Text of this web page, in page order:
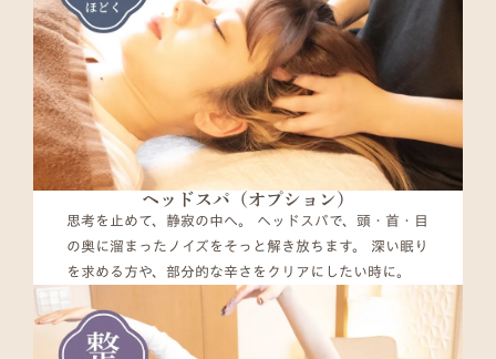
ヘッドスパ（オプション）
思考を止めて、静寂の中へ。 ヘッドスパで、頭・首・目
の奥に溜まったノイズをそっと解き放ちます。 深い眠り
を求める方や、部分的な辛さをクリアにしたい時に。